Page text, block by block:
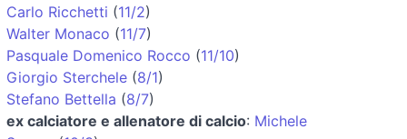
Carlo Ricchetti (11/2)
Walter Monaco (11/7)
Pasquale Domenico Rocco (11/10)
Giorgio Sterchele (8/1)
Stefano Bettella (8/7)
ex calciatore e allenatore di calcio: Michele